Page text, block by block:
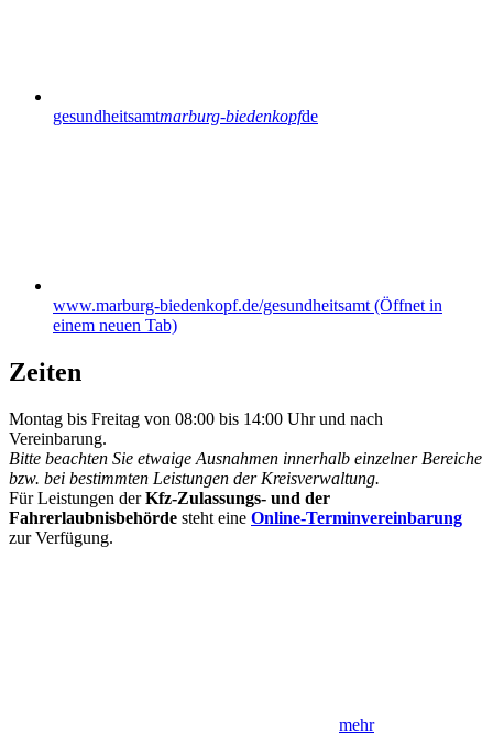
gesundheitsamtmarburg-biedenkopfde
www.marburg-biedenkopf.de/gesundheitsamt (Öffnet in
einem neuen Tab)
Zeiten
Montag bis Freitag von 08:00 bis 14:00 Uhr und nach
Vereinbarung.
Bitte beachten Sie etwaige Ausnahmen innerhalb einzelner Bereiche
bzw. bei bestimmten Leistungen der Kreisverwaltung.
Für Leistungen derKfz-Zulassungs- und der
Fahrerlaubnisbehörde steht eine Online-Terminvereinbarung
zur Verfügung.
mehr